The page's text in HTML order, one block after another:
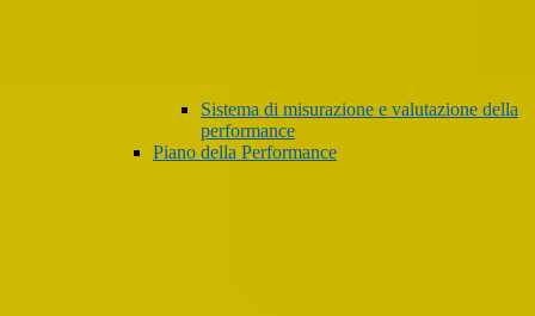
Sistema di misurazione e valutazione della
performance
Piano della Performance